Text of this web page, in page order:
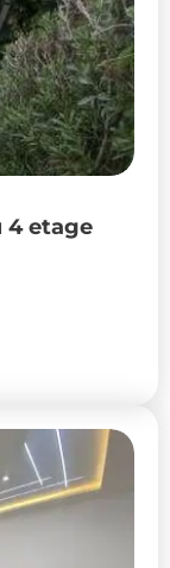
4 etage